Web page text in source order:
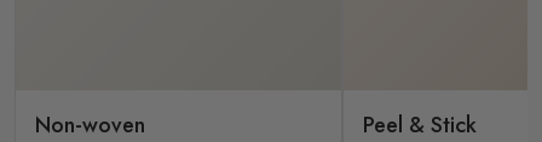
Non-woven Peel & Stick